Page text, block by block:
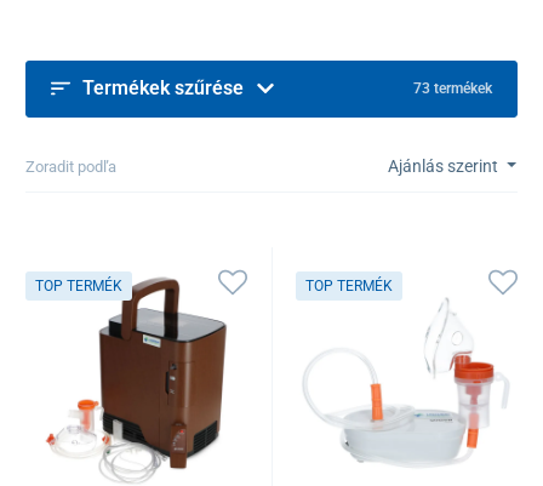
Termékek szűrése 73 termékek
Zoradit podľa Ajánlás szerint
TOP TERMÉK TOP TERMÉK